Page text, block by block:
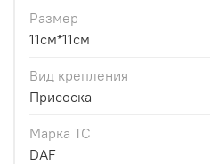
Размер
11см*11см
Вид крепления
Присоска
Марка ТС
DAF